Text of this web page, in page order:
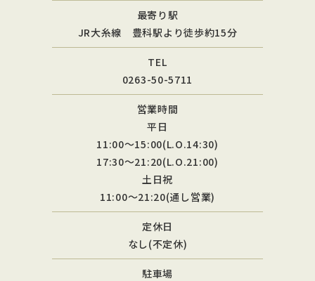
最寄り駅
JR大糸線 豊科駅より徒歩約15分
TEL
0263-50-5711
営業時間
平日
11:00〜15:00(L.O.14:30)
17:30〜21:20(L.O.21:00)
土日祝
11:00〜21:20(通し営業)
定休日
なし(不定休)
駐車場